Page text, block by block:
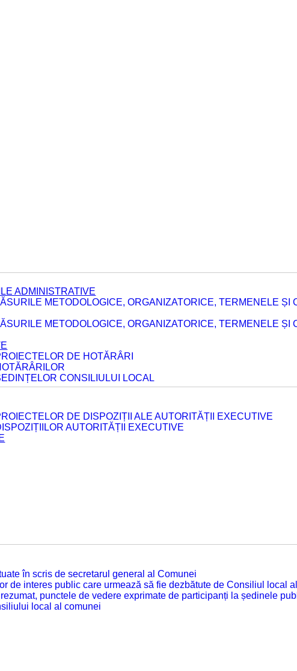
ADMINISTRATIVE
METODOLOGICE, ORGANIZATORICE, TERMENELE ȘI
METODOLOGICE, ORGANIZATORICE, TERMENELE ȘI
DE HOTĂRÂRI
CONSILIULUI LOCAL
DE DISPOZIȚII ALE AUTORITĂȚII EXECUTIVE
AUTORITĂȚII EXECUTIVE
în scris de secretarul general al Comunei
de interes public care urmează să fie dezbătute de Consiliul local
punctele de vedere exprimate de participanți la ședinele
local al comunei